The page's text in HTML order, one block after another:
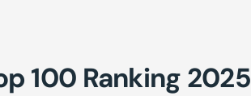
100 Ranking 2025